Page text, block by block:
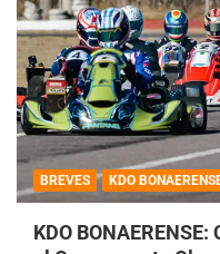
BREVES KDO
KDO